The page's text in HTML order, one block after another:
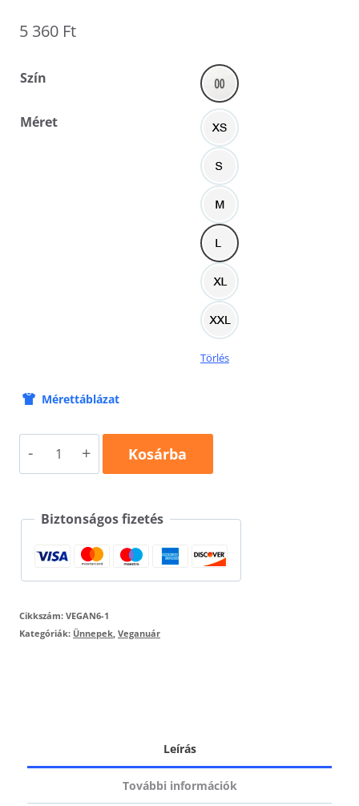
5 360 Ft
Szín
Méret
Törlés
Mérettáblázat
The
future
vegan
egyedi
Kosárba
Biztonságos fizetés
Cikkszám: VEGAN6-1
Kategóriák: Ünnepek, Veganuár
Leírás
További információk